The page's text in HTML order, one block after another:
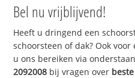
Bel nu vrijblijvend!
Heeft u dringend een
schoorsteen of dak? Ook
u ons bereiken via
2092008 bij vragen over